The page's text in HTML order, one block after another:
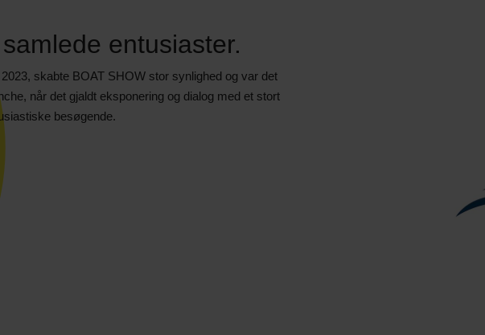
entusiaster.
skabte BOAT SHOW stor synlighed og var det
når det gjaldt eksponering og dialog med et stort
besøgende.